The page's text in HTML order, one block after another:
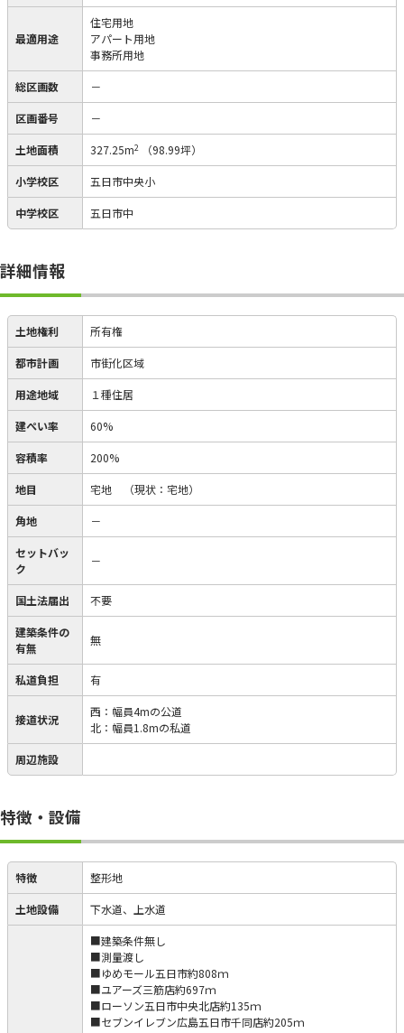
最適用途
住宅用地
アパート用地
事務所用地
総区画数 －
区画番号 －
土地面積 327.25m2 （98.99坪）
小学校区 五日市中央小
中学校区 五日市中
詳細情報
土地権利 所有権
都市計画 市街化区域
用途地域 １種住居
建ぺい率 60%
容積率 200%
地目 宅地 （現状：宅地）
角地 －
セットバッ
ク
－
国土法届出 不要
建築条件の
有無
無
私道負担 有
接道状況
西：幅員4mの公道
北：幅員1.8mの私道
周辺施設
特徴・設備
特徴 整形地
土地設備 下水道、上水道
■建築条件無し
■測量渡し
■ゆめモール五日市約808ｍ
■ユアーズ三筋店約697ｍ
■ローソン五日市中央北店約135ｍ
■セブンイレブン広島五日市千同店約205ｍ